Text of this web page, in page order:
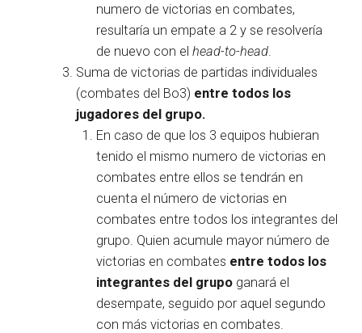
numero de victorias en combates,
resultaría un empate a 2 y se resolvería
de nuevo con el head-to-head
Suma de victorias de partidas individuales
(combates del Bo3) entre todos los
jugadores del grupo.
En caso de que los 3 equipos hubieran
tenido el mismo numero de victorias en
combates entre ellos se tendrán en
cuenta el número de victorias en
combates entre todos los integrantes del
grupo. Quien acumule mayor número de
victorias en combates entre todos los
integrantes del grupo ganará el
desempate, seguido por aquel segundo
con más victorias en combates.